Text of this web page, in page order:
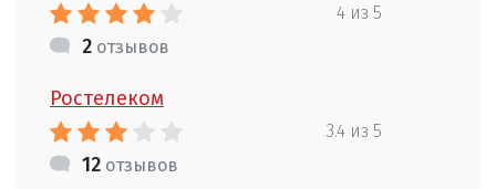
4 из 5
2 отзывов
Ростелеком
3.4 из 5
12 отзывов